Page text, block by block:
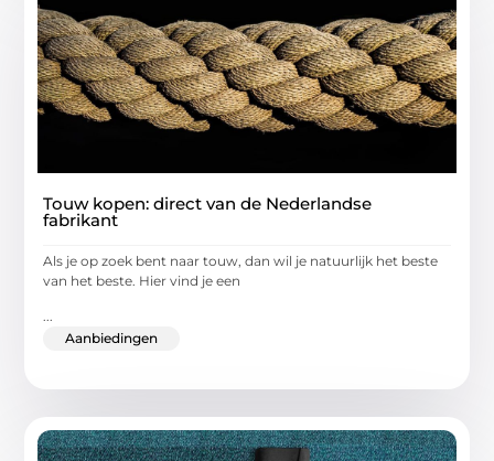
Touw kopen: direct van de Nederlandse
fabrikant
Als je op zoek bent naar touw, dan wil je natuurlijk het beste
van het beste. Hier vind je een
...
Aanbiedingen